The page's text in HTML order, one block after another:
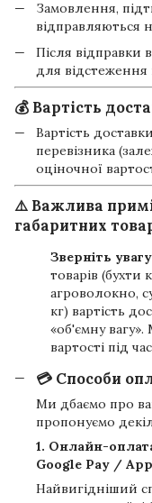
Замовлення,
відправляються
Після відправки
для
💰 Вартість
Вартість
перевізника
оціночної
⚠️ Важлива
габаритних
Зверніть
товарів (бухти
агроволокно,
кг) вартість
«об'ємну
вартості під
💳 Способи
Ми дбаємо про
пропонуємо
1. Онлайн-
Google Pay /
Найвигідніший